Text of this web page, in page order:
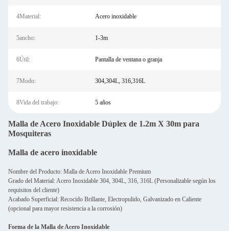
4Material: Acero inoxidable
5ancho: 1-3m
6Útil: Pantalla de ventana o granja
7Modo: 304,304L, 316,316L
8Vida del trabajo: 5 años
Malla de Acero Inoxidable Dúplex de 1.2m X 30m para
Mosquiteras
Malla de acero inoxidable
Nombre del Producto: Malla de Acero Inoxidable Premium
Grado del Material: Acero Inoxidable 304, 304L, 316, 316L (Personalizable según los
requisitos del cliente)
Acabado Superficial: Recocido Brillante, Electropulido, Galvanizado en Caliente
(opcional para mayor resistencia a la corrosión)
Forma de la Malla de Acero Inoxidable